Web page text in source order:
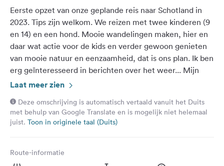
Volg
ons
op
social
media
Facebook
Instagram
Eerste opzet van onze geplande reis naar Schotland in
2023. Tips zijn welkom. We reizen met twee kinderen (9
en 14) en een hond. Mooie wandelingen maken, hier en
daar wat actie voor de kids en verder gewoon genieten
van mooie natuur en eenzaamheid, dat is ons plan. Ik ben
erg geïnteresseerd in berichten over het weer... Mijn
vreselijke idee dat alles nat is en niet zo snel opdroogt in
waarschijnlijk 21 dagen van/naar Dover.
Laat meer zien
Deze omschrijving is automatisch vertaald vanuit het Duits
met behulp van Google Translate en is mogelijk niet helemaal
juist. Toon in originele taal (Duits)
Route-informatie